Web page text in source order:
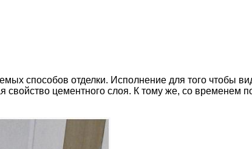
способов отделки. Исполнение для того чтобы
цементного слоя. К тому же, со временем